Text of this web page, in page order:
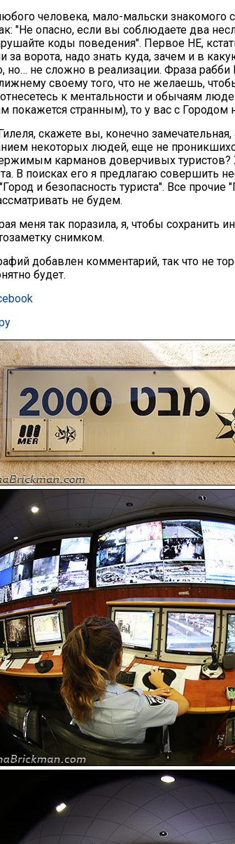
человека, мало-мальски знакомого
"Не опасно, если вы соблюдаете два
коды поведения". Первое НЕ,
ворота, надо знать куда, зачем и в
но… не сложно в реализации. Фраза
своему того, что не желаешь,
к ментальности и обычаям
покажется странным), то у вас с Городом
скажете вы, конечно замечательная,
некоторых людей, еще не
карманов доверчивых
В поисках его я предлагаю совершить
и безопасность туриста". Все прочие
не будем.
меня так поразила, я, чтобы сохранить
снимком.
добавлен комментарий, так что не
будет.